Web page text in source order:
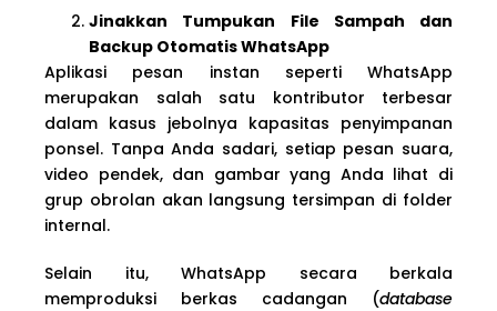
Jinakkan Tumpukan File Sampah dan
Backup Otomatis WhatsApp
Aplikasi pesan instan seperti WhatsApp
merupakan salah satu kontributor terbesar
dalam kasus jebolnya kapasitas penyimpanan
ponsel. Tanpa Anda sadari, setiap pesan suara,
video pendek, dan gambar yang Anda lihat di
grup obrolan akan langsung tersimpan di folder
internal.
Selain itu, WhatsApp secara berkala
memproduksi berkas cadangan (database